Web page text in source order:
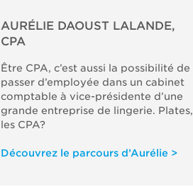
AURÉLIE DAOUST LALANDE,
CPA
Être CPA, c’est aussi la possibilité de
passer d’employée dans un cabinet
comptable à vice-présidente d’une
grande entreprise de lingerie. Plates,
les CPA?
Découvrez le parcours d’Aurélie >